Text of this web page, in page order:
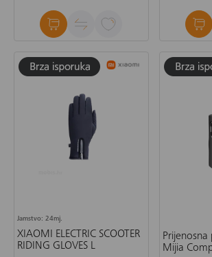
Jamstvo: 24mj.
XIAOMI ELECTRIC SCOOTER
RIDING GLOVES L
Mijia